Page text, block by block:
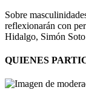
Sobre
reflexionarán con
Hidalgo, Simón
QUIENES